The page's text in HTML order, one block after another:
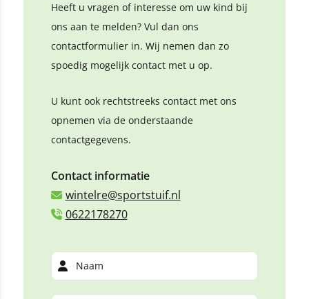
Heeft u vragen of interesse om uw kind bij
ons aan te melden? Vul dan ons
contactformulier in. Wij nemen dan zo
spoedig mogelijk contact met u op.
U kunt ook rechtstreeks contact met ons
opnemen via de onderstaande
contactgegevens.
Contact informatie
wintelre@sportstuif.nl
0622178270